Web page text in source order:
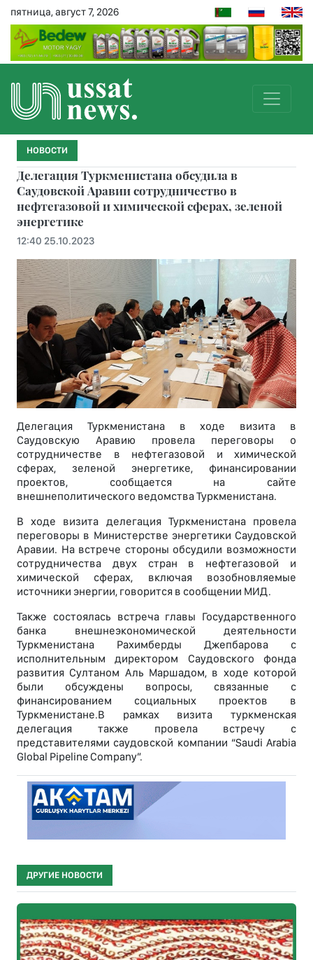
пятница, август 7, 2026
НОВОСТИ
Делегация Туркменистана обсудила в
Саудовской Аравии сотрудничество в
нефтегазовой и химической сферах, зеленой
энергетике
12:40 25.10.2023
Делегация Туркменистана в ходе визита в
Саудовскую Аравию провела переговоры о
сотрудничестве в нефтегазовой и химической
сферах, зеленой энергетике, финансировании
проектов, сообщается на сайте
внешнеполитического ведомства Туркменистана.
В ходе визита делегация Туркменистана провела
переговоры в Министерстве энергетики Саудовской
Аравии. На встрече стороны обсудили возможности
сотрудничества двух стран в нефтегазовой и
химической сферах, включая возобновляемые
источники энергии, говорится в сообщении МИД.
Также состоялась встреча главы Государственного
банка внешнеэкономической деятельности
Туркменистана Рахимберды Джепбарова с
исполнительным директором Саудовского фонда
развития Султаном Аль Маршадом, в ходе которой
были обсуждены вопросы, связанные с
финансированием социальных проектов в
Туркменистане.В рамках визита туркменская
делегация также провела встречу с
представителями саудовской компании “Saudi Arabia
Global Pipeline Company”.
ДРУГИЕ НОВОСТИ